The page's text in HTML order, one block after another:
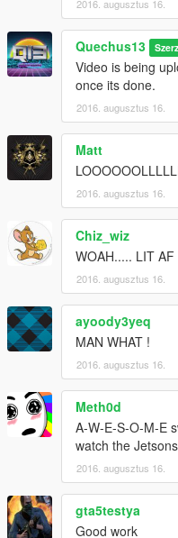
2016. augusztus 16.
Quechus13
Video is being
once its done.
2016. augusztus 16.
Matt
2016. augusztus 16.
Chiz_wiz
WOAH..... LIT AF
2016. augusztus 16.
ayoody3yeq
MAN WHAT !
2016. augusztus 16.
Meth0d
A-W-E-S-O-M-E
watch the
2016. augusztus 16.
gta5testya
Good work